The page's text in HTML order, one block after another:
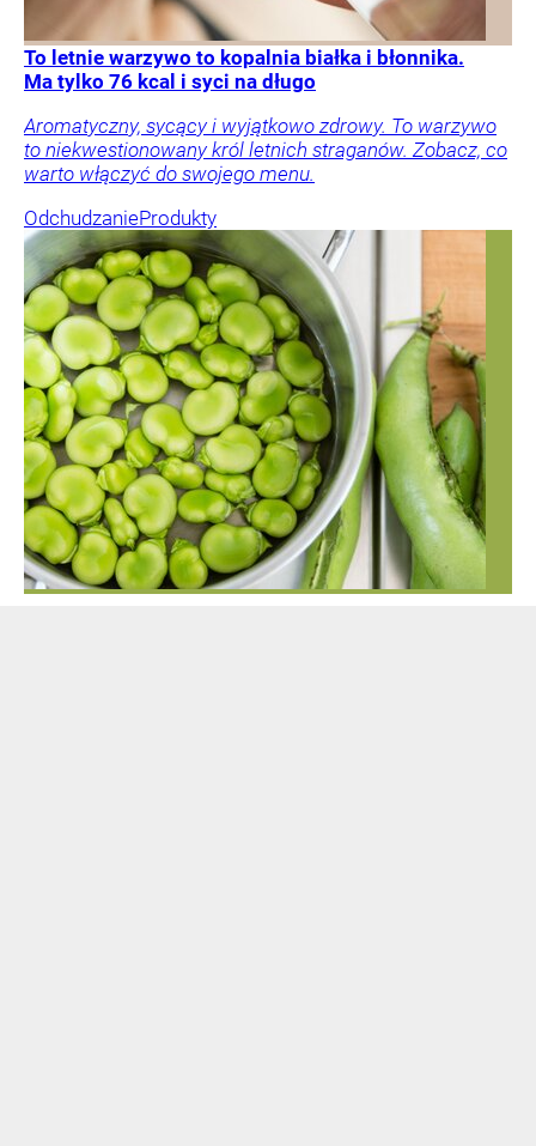
To letnie warzywo to kopalnia białka i błonnika.
Ma tylko 76 kcal i syci na długo
Aromatyczny, sycący i wyjątkowo zdrowy. To warzywo
to niekwestionowany król letnich straganów. Zobacz, co
warto włączyć do swojego menu.
OdchudzanieProdukty